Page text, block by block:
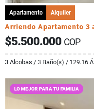
Apartamento Alquiler
Arriendo Apartamento 3
$5.500.000 COP
3 Alcobas / 3 Baño(s) / 129.16
LO MEJOR PARA TU FAMILIA